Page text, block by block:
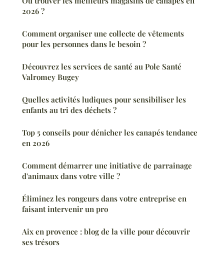
2026 ?
Comment organiser une collecte de vêtements
pour les personnes dans le besoin ?
Découvrez les services de santé au Pole Santé
Valromey Bugey
Quelles activités ludiques pour sensibiliser les
enfants au tri des déchets ?
Top 5 conseils pour dénicher les canapés tendance
en 2026
Comment démarrer une initiative de parrainage
d'animaux dans votre ville ?
Éliminez les rongeurs dans votre entreprise en
faisant intervenir un pro
Aix en provence : blog de la ville pour découvrir
ses trésors